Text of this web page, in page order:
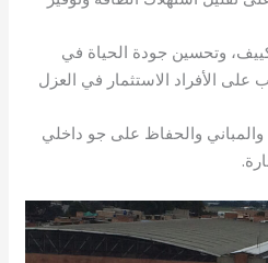
وتحسين جودة الحياة في
على الأفراد الاستثمار في العزل
والمباني والحفاظ على جو داخلي